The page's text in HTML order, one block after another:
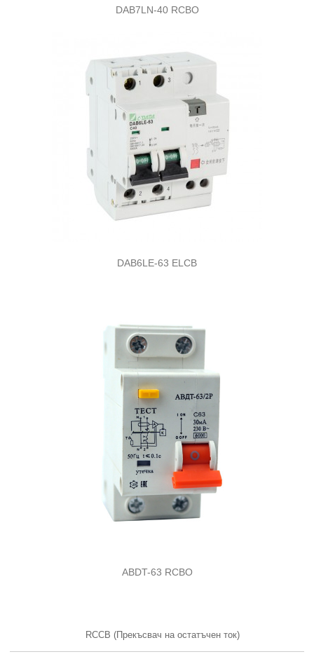
DAB7LN-40 RCBO
DAB6LE-63 ELCB
ABDT-63 RCBO
RCCB (Прекъсвач на остатъчен ток)